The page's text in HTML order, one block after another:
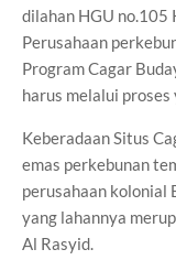
dilahan HGU no.105
Perusahaan
Program Cagar
harus melalui proses
Keberadaan Situs
emas perkebunan
perusahaan kolonial
yang lahannya
Al Rasyid.